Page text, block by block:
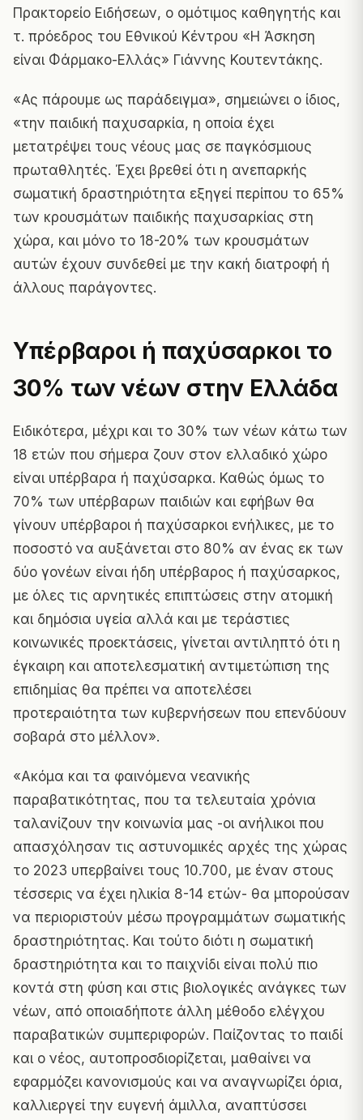
Πρακτορείο Ειδήσεων, ο ομότιμος καθηγητής και
τ. πρόεδρος του Εθνικού Κέντρου «Η Άσκηση
είναι Φάρμακο-Ελλάς» Γιάννης Κουτεντάκης.
«Ας πάρουμε ως παράδειγμα», σημειώνει ο ίδιος,
«την παιδική παχυσαρκία, η οποία έχει
μετατρέψει τους νέους μας σε παγκόσμιους
πρωταθλητές. Έχει βρεθεί ότι η ανεπαρκής
σωματική δραστηριότητα εξηγεί περίπου το 65%
των κρουσμάτων παιδικής παχυσαρκίας στη
χώρα, και μόνο το 18-20% των κρουσμάτων
αυτών έχουν συνδεθεί με την κακή διατροφή ή
άλλους παράγοντες.
Υπέρβαροι ή παχύσαρκοι το
30% των νέων στην Ελλάδα
Ειδικότερα, μέχρι και το 30% των νέων κάτω των
18 ετών που σήμερα ζουν στον ελλαδικό χώρο
είναι υπέρβαρα ή παχύσαρκα. Καθώς όμως το
70% των υπέρβαρων παιδιών και εφήβων θα
γίνουν υπέρβαροι ή παχύσαρκοι ενήλικες, με το
ποσοστό να αυξάνεται στο 80% αν ένας εκ των
δύο γονέων είναι ήδη υπέρβαρος ή παχύσαρκος,
με όλες τις αρνητικές επιπτώσεις στην ατομική
και δημόσια υγεία αλλά και με τεράστιες
κοινωνικές προεκτάσεις, γίνεται αντιληπτό ότι η
έγκαιρη και αποτελεσματική αντιμετώπιση της
επιδημίας θα πρέπει να αποτελέσει
προτεραιότητα των κυβερνήσεων που επενδύουν
σοβαρά στο μέλλον».
«Ακόμα και τα φαινόμενα νεανικής
παραβατικότητας, που τα τελευταία χρόνια
ταλανίζουν την κοινωνία μας -οι ανήλικοι που
απασχόλησαν τις αστυνομικές αρχές της χώρας
το 2023 υπερβαίνει τους 10.700, με έναν στους
τέσσερις να έχει ηλικία 8-14 ετών- θα μπορούσαν
να περιοριστούν μέσω προγραμμάτων σωματικής
δραστηριότητας. Και τούτο διότι η σωματική
δραστηριότητα και το παιχνίδι είναι πολύ πιο
κοντά στη φύση και στις βιολογικές ανάγκες των
νέων, από οποιαδήποτε άλλη μέθοδο ελέγχου
παραβατικών συμπεριφορών. Παίζοντας το παιδί
και ο νέος, αυτοπροσδιορίζεται, μαθαίνει να
εφαρμόζει κανονισμούς και να αναγνωρίζει όρια,
καλλιεργεί την ευγενή άμιλλα, αναπτύσσει